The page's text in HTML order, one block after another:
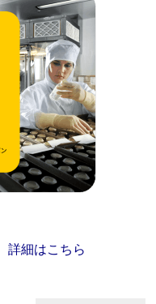
詳細はこちら